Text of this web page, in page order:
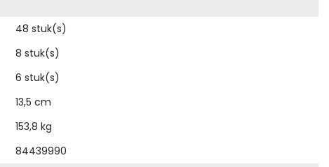
48 stuk(s)
8 stuk(s)
6 stuk(s)
13,5 cm
153,8 kg
84439990